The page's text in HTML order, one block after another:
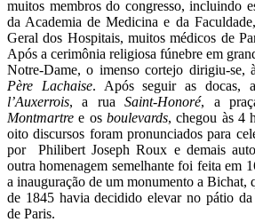
muitos membros do congresso, incluindo
da Academia de Medicina e da
Geral dos Hospitais, muitos médicos de
Após a cerimônia religiosa fúnebre em
Notre-Dame, o imenso cortejo dirigiu-se,
Père Lachaise. Após seguir as docas,
l’Auxerrois, a ruaSaint-Honoré, a
Montmartre e os boulevards, chegou às 4
oito discursos foram pronunciados para
por Philibert Joseph Roux e demais
outra homenagem semelhante foi feita em
a inauguração de um monumento a Bichat,
de 1845 havia decidido elevar no pátio
de Paris.